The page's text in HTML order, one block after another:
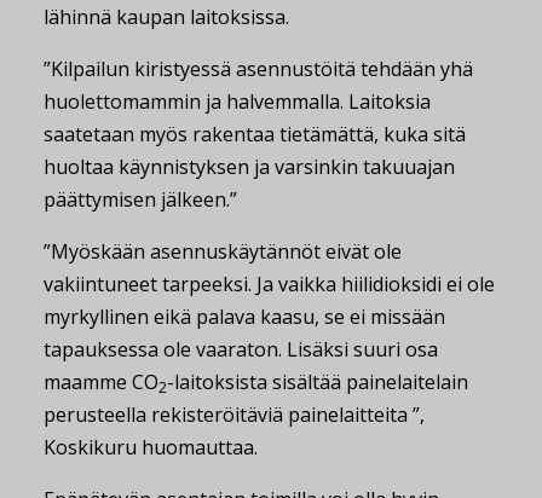
lähinnä kaupan laitoksissa.
”Kilpailun kiristyessä asennustöitä tehdään yhä
huolettomammin ja halvemmalla. Laitoksia
saatetaan myös rakentaa tietämättä, kuka sitä
huoltaa käynnistyksen ja varsinkin takuuajan
päättymisen jälkeen.”
”Myöskään asennuskäytännöt eivät ole
vakiintuneet tarpeeksi. Ja vaikka hiilidioksidi ei ole
myrkyllinen eikä palava kaasu, se ei missään
tapauksessa ole vaaraton. Lisäksi suuri osa
maamme CO2-laitoksista sisältää painelaitelain
perusteella rekisteröitäviä painelaitteita ”,
Koskikuru huomauttaa.